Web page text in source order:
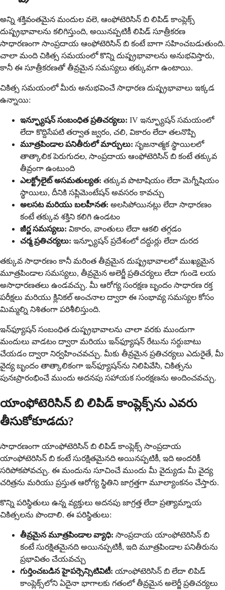
అన్ని శక్తివంతమైన మందుల వలె, ఆంఫోటెరిసిన్ బి లిపిడ్ కాంప్లెక్స్
దుష్ప్రభావాలను కలిగిస్తుంది, అయినప్పటికీ లిపిడ్ సూత్రీకరణ
సాధారణంగా సాంప్రదాయ ఆంఫోటెరిసిన్ బి కంటే బాగా సహించబడుతుంది.
చాలా మంది చికిత్స సమయంలో కొన్ని దుష్ప్రభావాలను అనుభవిస్తారు,
కానీ ఈ సూత్రీకరణతో తీవ్రమైన సమస్యలు తక్కువగా ఉంటాయి.
చికిత్స సమయంలో మీరు అనుభవించే సాధారణ దుష్ప్రభావాలు ఇక్కడ
ఉన్నాయి:
ఇన్ఫ్యూషన్ సంబంధిత ప్రతిచర్యలు: IV ఇన్ఫ్యూషన్ సమయంలో
లేదా కొద్దిసేపటి తర్వాత జ్వరం, చలి, వికారం లేదా తలనొప్పి
మూత్రపిండాల పనితీరులో మార్పులు: సృజనాత్మక స్థాయిలలో
తాత్కాలిక పెరుగుదల, సాంప్రదాయ ఆంఫోటెరిసిన్ బి కంటే తక్కువ
తీవ్రంగా ఉంటుంది
ఎలక్ట్రోలైట్ అసమతుల్యత: తక్కువ పొటాషియం లేదా మెగ్నీషియం
స్థాయిలు, దీనికి సప్లిమెంటేషన్ అవసరం కావచ్చు
అలసట మరియు బలహీనత: అలసిపోయినట్లు లేదా సాధారణం
కంటే తక్కువ శక్తిని కలిగి ఉండటం
జీర్ణ సమస్యలు: వికారం, వాంతులు లేదా ఆకలి తగ్గడం
చర్మ ప్రతిచర్యలు: ఇన్ఫ్యూషన్ ప్రదేశంలో దద్దుర్లు లేదా దురద
తక్కువ సాధారణం కానీ మరింత తీవ్రమైన దుష్ప్రభావాలలో ముఖ్యమైన
మూత్రపిండాల సమస్యలు, తీవ్రమైన అలెర్జీ ప్రతిచర్యలు లేదా గుండె లయ
అసాధారణతలు ఉండవచ్చు. మీ ఆరోగ్య సంరక్షణ బృందం సాధారణ రక్త
పరీక్షలు మరియు క్లినికల్ అంచనాల ద్వారా ఈ సంభావ్య సమస్యల కోసం
మిమ్మల్ని నిశితంగా పరిశీలిస్తుంది.
ఇన్‌ఫ్యూషన్ సంబంధిత దుష్ప్రభావాలను చాలా వరకు ముందుగా
మందులు వాడటం ద్వారా మరియు ఇన్‌ఫ్యూషన్ రేటును సర్దుబాటు
చేయడం ద్వారా నిర్వహించవచ్చు. మీకు తీవ్రమైన ప్రతిచర్యలు ఎదురైతే, మీ
వైద్య బృందం తాత్కాలికంగా ఇన్‌ఫ్యూషన్‌ను నిలిపివేసి, చికిత్సను
పునఃప్రారంభించే ముందు అదనపు సహాయక సంరక్షణను అందించవచ్చు.
యాంఫోటెరిసిన్ బి లిపిడ్ కాంప్లెక్స్‌ను ఎవరు
తీసుకోకూడదు?
సాధారణంగా యాంఫోటెరిసిన్ బి లిపిడ్ కాంప్లెక్స్ సాంప్రదాయ
యాంఫోటెరిసిన్ బి కంటే సురక్షితమైనది అయినప్పటికీ, ఇది అందరికీ
సరిపోకపోవచ్చు. ఈ మందును సూచించే ముందు మీ వైద్యుడు మీ వైద్య
చరిత్రను మరియు ప్రస్తుత ఆరోగ్య స్థితిని జాగ్రత్తగా మూల్యాంకనం చేస్తారు.
కొన్ని పరిస్థితులు ఉన్న వ్యక్తులు అదనపు జాగ్రత్త లేదా ప్రత్యామ్నాయ
చికిత్సలను పొందాలి. ఈ పరిస్థితులు:
తీవ్రమైన మూత్రపిండాల వ్యాధి: సాంప్రదాయ యాంఫోటెరిసిన్ బి
కంటే సురక్షితమైనది అయినప్పటికీ, ఇది మూత్రపిండాల పనితీరును
ప్రభావితం చేయవచ్చు
గుర్తించబడిన హైపర్సెన్సిటివిటీ: యాంఫోటెరిసిన్ బి లేదా లిపిడ్
కాంప్లెక్స్‌లోని ఏదైనా భాగాలకు గతంలో తీవ్రమైన అలెర్జీ ప్రతిచర్యలు